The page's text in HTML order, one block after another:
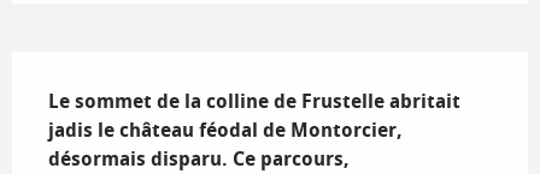
Le sommet de la colline de Frustelle abritait
jadis le château féodal de Montorcier,
désormais disparu. Ce parcours,